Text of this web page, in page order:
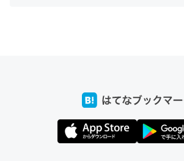
たいなのでネット環境作ったけどAlexa
回線代ほとんどかからないですよ。参考
https://toyoshi.hatenablog.com/entry/